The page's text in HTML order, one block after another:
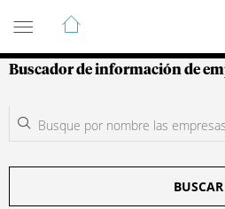
Guía de Empresas
Buscador de información de
BUSCAR